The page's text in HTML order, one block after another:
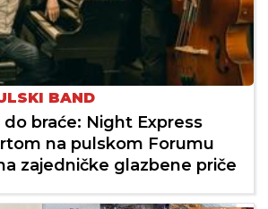
BAND
braće: Night Express
na pulskom Forumu
zajedničke glazbene priče